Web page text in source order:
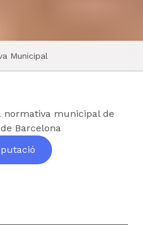
Municipal
normativa municipal de
Barcelona